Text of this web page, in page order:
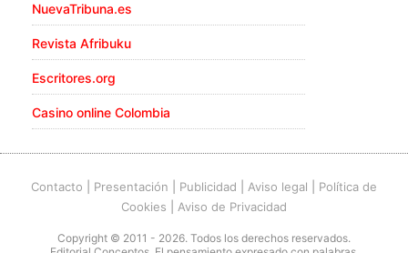
NuevaTribuna.es
Revista Afribuku
Escritores.org
Casino online Colombia
Contacto Presentación Publicidad Aviso legal
Política de
Cookies
Aviso de Privacidad
Copyright © 2011 - 2026. Todos los derechos reservados.